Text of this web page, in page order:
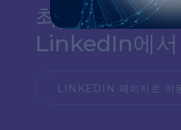
최신 뉴스를
LinkedIn에서
LINKEDIN 페이지로 이